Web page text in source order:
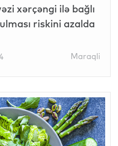
xərçəngi ilə bağlı
riskini azalda
Maraqli